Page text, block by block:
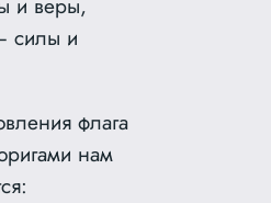
силы и
флага
нам